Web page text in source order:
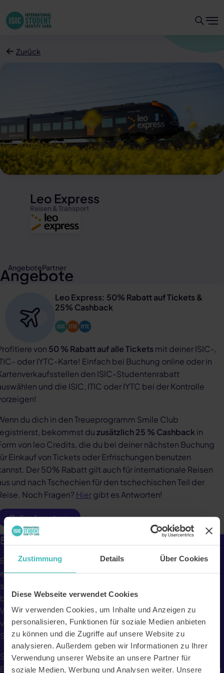
Zustimmung Details Über Cookies
Diese Webseite verwendet Cookies
Wir verwenden Cookies, um Inhalte und Anzeigen zu
personalisieren, Funktionen für soziale Medien anbieten
zu können und die Zugriffe auf unsere Website zu
analysieren. Außerdem geben wir Informationen zu Ihrer
Verwendung unserer Website an unsere Partner für
soziale Medien, Werbung und Analysen weiter. Unsere
Zurück
Reisen & Transport
Leo Express
AngebotePartner
Angebote
Leo Express: 50% Rabatt auf Tickets &
25% Cashback
von 50 % Rabatt auf alle Ticketsmit deiner ISIC-,
oder IYTC-Karte! Einfach bei Buchung online oder in
den ISIC-Studentenrabatt
und die ISIC, ITIC oder IYTC bei der Kontrolle
du dich in den Treueprogramm Smile Club
bekommst duzusätzlich 25 % Cashback in
von leo Credits, die du bei deiner nächsten Buchung
Einkauf von Tickets oder Erfrischungen benutzen
Der 50% Rabatt gilt auch für internationale Reisen
und nach Tschechien für den tschechischen Teil der
Noch Fragen? Hiergibt es Antworten!
Online benutzen
50% Rabatt auf Tickets & 25% Cashback.
Entdecke Zentraleuropa mitLeo Express
auf die
entspannte Art: Genieße moderne Züge, die für eine
sichere und angenehme Reise konzipiert sind. Reise
bequem von Prag aus zu Zielen wie Bratislava, Krakau,
Warschau, Prešov, Dresden, Leipzig oder Frankfurt sowie in
viele andere Städte in der Tschechischen Republik, der
Slowakei, Polen und Deutschland.
Selbstverständlich ist überall in den modernen Zügen und
Bussen WLAN kostenlos verfügbar und es gibt Steckdosen